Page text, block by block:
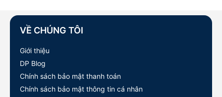
VỀ CHÚNG TÔI
Giới thiệu
DP Blog
Chính sách bảo mật thanh toán
Chính sách bảo mật thông tin cá nhân